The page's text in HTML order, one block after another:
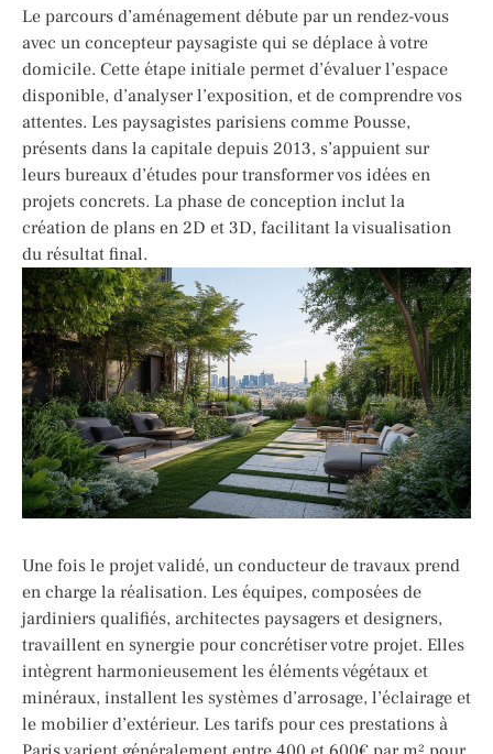
Le parcours d’aménagement débute par un rendez-vous
avec un concepteur paysagiste qui se déplace à votre
domicile. Cette étape initiale permet d’évaluer l’espace
disponible, d’analyser l’exposition, et de comprendre vos
attentes. Les paysagistes parisiens comme Pousse,
présents dans la capitale depuis 2013, s’appuient sur
leurs bureaux d’études pour transformer vos idées en
projets concrets. La phase de conception inclut la
création de plans en 2D et 3D, facilitant la visualisation
du résultat final.
Une fois le projet validé, un conducteur de travaux prend
en charge la réalisation. Les équipes, composées de
jardiniers qualifiés, architectes paysagers et designers,
travaillent en synergie pour concrétiser votre projet. Elles
intègrent harmonieusement les éléments végétaux et
minéraux, installent les systèmes d’arrosage, l’éclairage et
le mobilier d’extérieur. Les tarifs pour ces prestations à